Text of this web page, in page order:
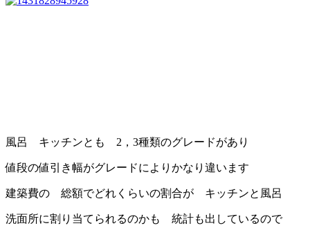
風呂 キッチンとも 2，3種類のグレードがあり
値段の値引き幅がグレードによりかなり違います
建築費の 総額でどれくらいの割合が キッチンと風呂
洗面所に割り当てられるのかも 統計も出しているので